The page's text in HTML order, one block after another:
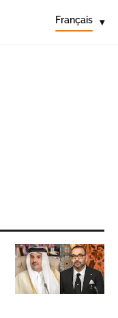
Français ▾